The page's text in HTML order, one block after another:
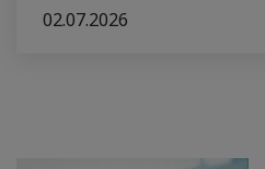
02.07.2026